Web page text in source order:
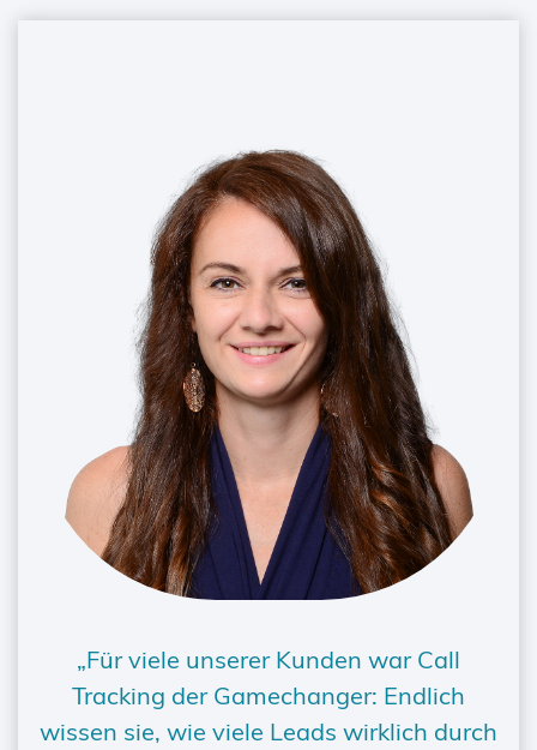
„Für viele unserer Kunden war Call
Tracking der Gamechanger: Endlich
wissen sie, wie viele Leads wirklich durch